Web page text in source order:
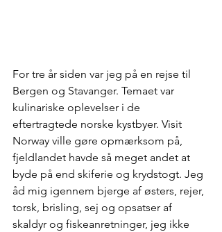
For tre år siden var jeg på en rejse til
Bergen og Stavanger. Temaet var
kulinariske oplevelser i de
eftertragtede norske kystbyer. Visit
Norway ville gøre opmærksom på,
fjeldlandet havde så meget andet at
byde på end skiferie og krydstogt. Jeg
åd mig igennem bjerge af østers, rejer,
torsk, brisling, sej og opsatser af
skaldyr og fiskeanretninger, jeg ikke